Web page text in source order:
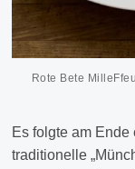
Rote Bete
Es folgte am
traditionelle